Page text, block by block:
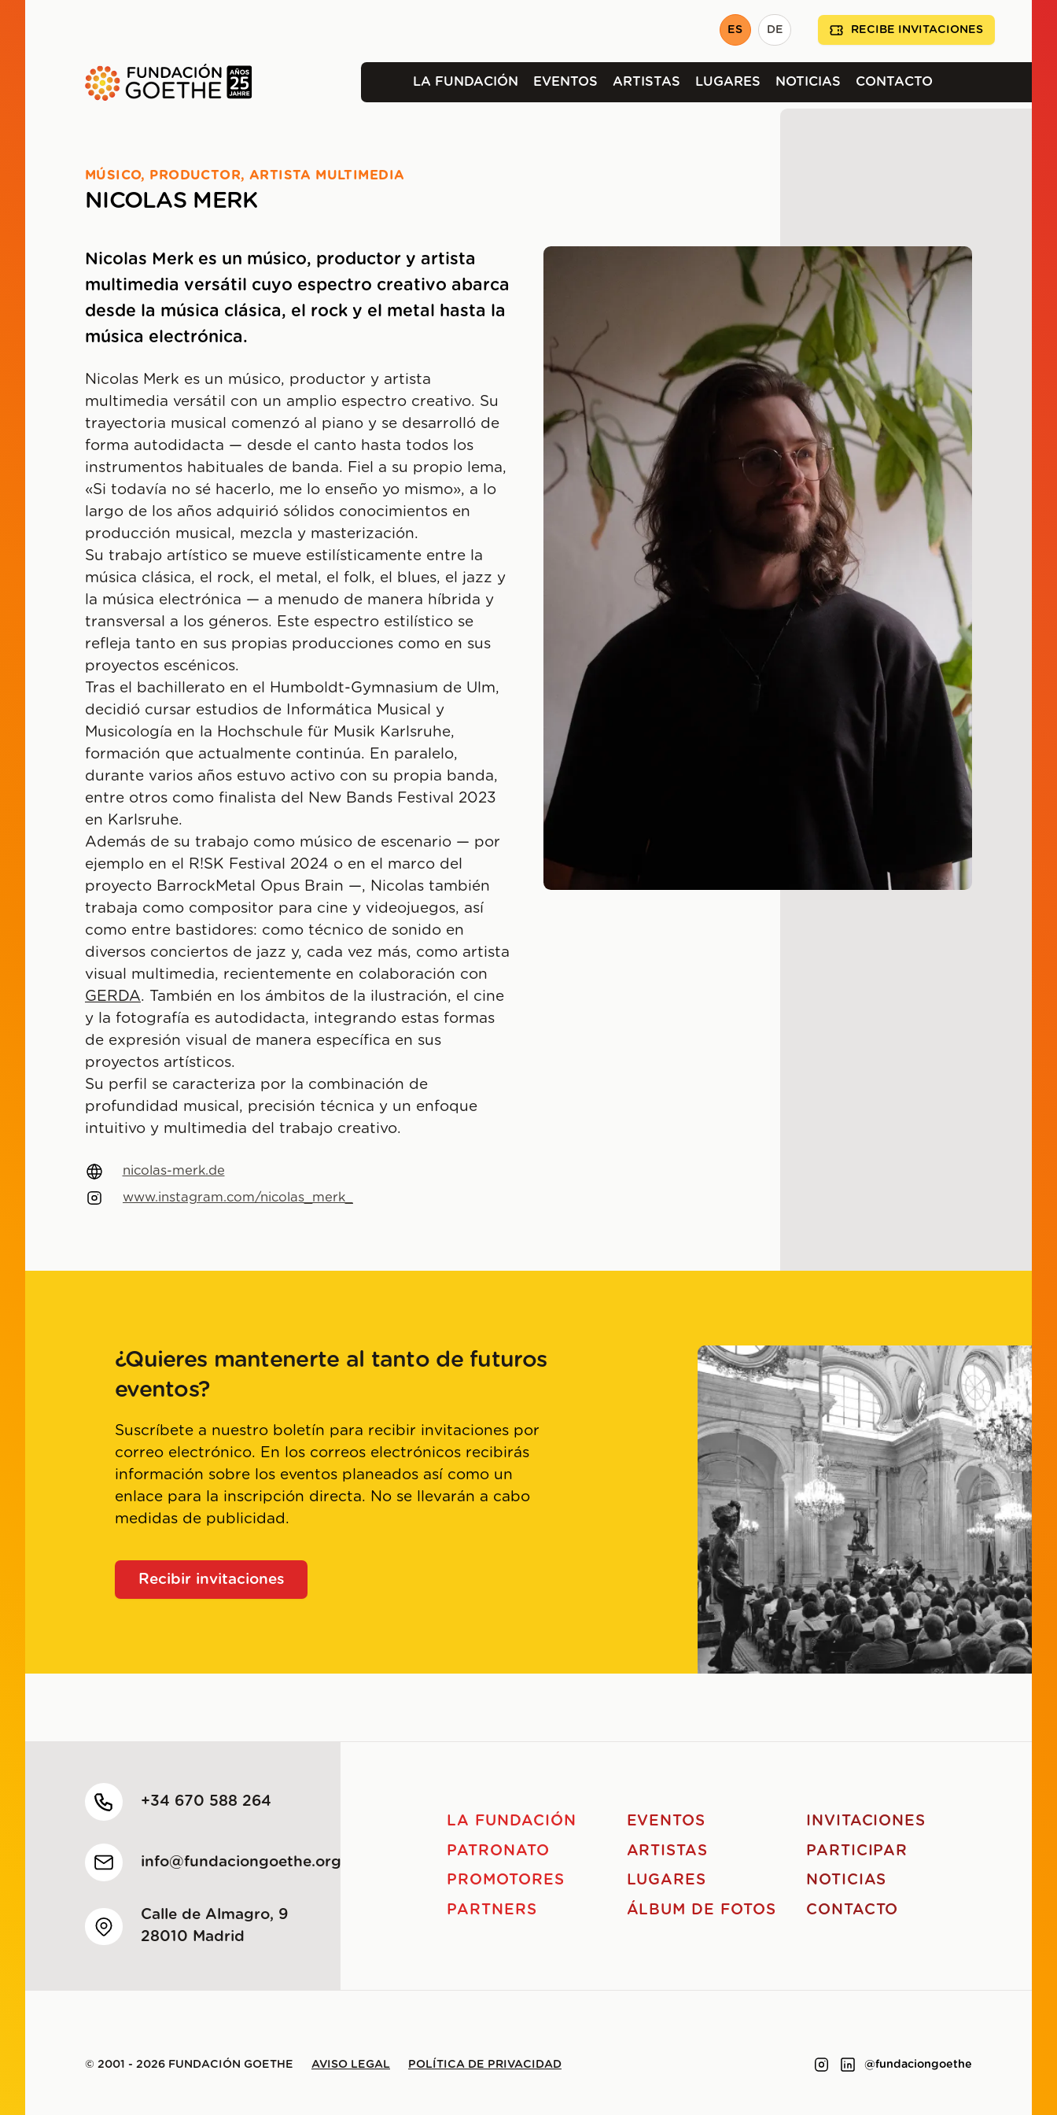
ES DE RECIBE INVITACIONES
LA FUNDACIÓN EVENTOS ARTISTAS LUGARES NOTICIAS CONTACTO
MÚSICO, PRODUCTOR, ARTISTA MULTIMEDIA
NICOLAS MERK
Nicolas Merk es un músico, productor y artista
multimedia versátil cuyo espectro creativo abarca
desde la música clásica, el rock y el metal hasta la
música electrónica.
Nicolas Merk es un músico, productor y artista
multimedia versátil con un amplio espectro creativo. Su
trayectoria musical comenzó al piano y se desarrolló de
forma autodidacta — desde el canto hasta todos los
instrumentos habituales de banda. Fiel a su propio lema,
«Si todavía no sé hacerlo, me lo enseño yo mismo», a lo
largo de los años adquirió sólidos conocimientos en
producción musical, mezcla y masterización.
Su trabajo artístico se mueve estilísticamente entre la
música clásica, el rock, el metal, el folk, el blues, el jazz y
la música electrónica — a menudo de manera híbrida y
transversal a los géneros. Este espectro estilístico se
refleja tanto en sus propias producciones como en sus
proyectos escénicos.
Tras el bachillerato en el Humboldt-Gymnasium de Ulm,
decidió cursar estudios de Informática Musical y
Musicología en la Hochschule für Musik Karlsruhe,
formación que actualmente continúa. En paralelo,
durante varios años estuvo activo con su propia banda,
entre otros como finalista del New Bands Festival 2023
en Karlsruhe.
Además de su trabajo como músico de escenario — por
ejemplo en el R!SK Festival 2024 o en el marco del
proyecto BarrockMetal Opus Brain —, Nicolas también
trabaja como compositor para cine y videojuegos, así
como entre bastidores: como técnico de sonido en
diversos conciertos de jazz y, cada vez más, como artista
visual multimedia, recientemente en colaboración con
GERDA. También en los ámbitos de la ilustración, el cine
y la fotografía es autodidacta, integrando estas formas
de expresión visual de manera específica en sus
proyectos artísticos.
Su perfil se caracteriza por la combinación de
profundidad musical, precisión técnica y un enfoque
intuitivo y multimedia del trabajo creativo.
nicolas-merk.de
www.instagram.com/nicolas_merk_
¿Quieres mantenerte al tanto de futuros
eventos?
Suscríbete a nuestro boletín para recibir invitaciones por
correo electrónico. En los correos electrónicos recibirás
información sobre los eventos planeados así como un
enlace para la inscripción directa. No se llevarán a cabo
medidas de publicidad.
Recibir invitaciones
+34 670 588 264
info@fundaciongoethe.org
Calle de Almagro, 9
28010 Madrid
LA FUNDACIÓN
PATRONATO
PROMOTORES
PARTNERS
EVENTOS
ARTISTAS
LUGARES
ÁLBUM DE FOTOS
INVITACIONES
PARTICIPAR
NOTICIAS
CONTACTO
© 2001 - 2026 FUNDACIÓN GOETHE AVISO LEGAL POLÍTICA DE PRIVACIDAD @fundaciongoethe